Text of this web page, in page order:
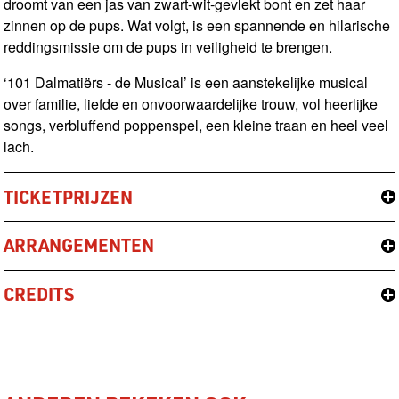
zinnen op de pups. Wat volgt, is een spannende en hilarische
reddingsmissie om de pups in veiligheid te brengen.
‘101 Dalmatiërs - de Musical’ is een aanstekelijke musical
over familie, liefde en onvoorwaardelijke trouw, vol heerlijke
songs, verbluffend poppenspel, een kleine traan en heel veel
lach.
TICKETPRIJZEN
ARRANGEMENTEN
CREDITS